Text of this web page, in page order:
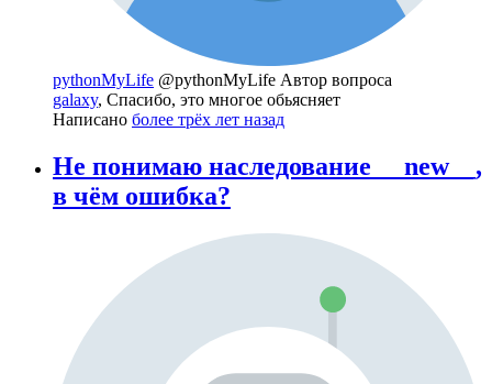
pythonMyLife @pythonMyLife Автор вопроса
galaxy, Спасибо, это многое обьясняет
Написано более трёх лет назад
Не понимаю наследование __new__,
в чём ошибка?